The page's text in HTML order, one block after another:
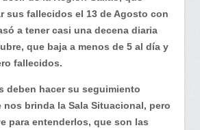
sus fallecidos el 13 de Agosto con
a tener casi una decena diaria
que baja a menos de 5 al día y
fallecidos.
deben hacer su seguimiento
brinda la Sala Situacional, pero
para entenderlos, que son las